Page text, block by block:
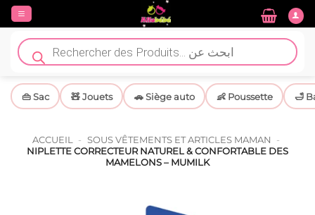
Passer
contenu
Recherche
de
produits
👜 Sac 🧸 Jouets 🚗 Siège auto 👶 Poussette 🛁
ACCUEIL - SOUS VÊTEMENTS ET ARTICLES MAMAN
-
NIPLETTE CORRECTEUR NATUREL & CONFORTABLE DES
MAMELONS – MUMILK